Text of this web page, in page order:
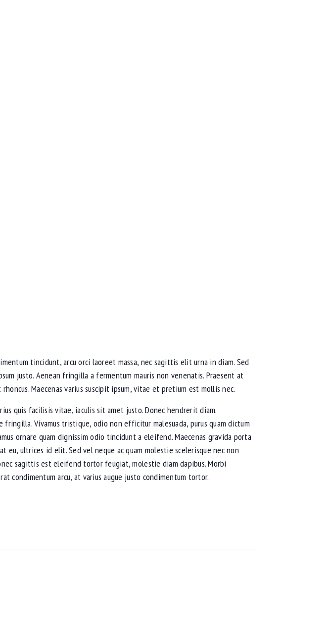
tincidunt, arcu orci laoreet massa, nec sagittis elit urna in diam. Sed
justo. Aenean fringilla a fermentum mauris non venenatis. Praesent at
Maecenas varius suscipit ipsum, vitae et pretium est mollis nec.
quis facilisis vitae, iaculis sit amet justo. Donec hendrerit diam.
fringilla. Vivamus tristique, odio non efficitur malesuada, purus quam dictum
ornare quam dignissim odio tincidunt a eleifend. Maecenas gravida porta
eu, ultrices id elit. Sed vel neque ac quam molestie scelerisque nec non
sagittis est eleifend tortor feugiat, molestie diam dapibus. Morbi
arcu, at varius augue justo condimentum tortor.